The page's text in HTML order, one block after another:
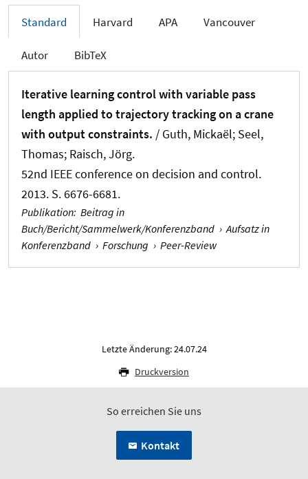
Standard Harvard APA Vancouver
Autor BibTeX
Iterative learning control with variable pass
length applied to trajectory tracking on a crane
with output constraints. / Guth, Mickaël; Seel,
Thomas; Raisch, Jörg.
52nd IEEE conference on decision and control.
2013. S. 6676-6681.
Publikation: Beitrag in
Buch/Bericht/Sammelwerk/Konferenzband › Aufsatz in
Konferenzband › Forschung › Peer-Review
Letzte Änderung: 24.07.24
Druckversion
So erreichen Sie uns
Kontakt